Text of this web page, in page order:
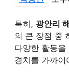
특히, 광안리
의 큰 장점 중
다양한 활동
경치를 가까